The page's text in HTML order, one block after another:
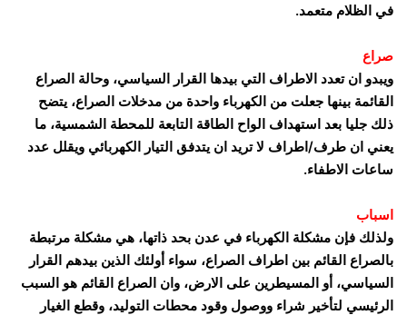
في الظلام متعمد.
صراع
ويبدو ان تعدد الاطراف التي بيدها القرار السياسي، وحالة الصراع
القائمة بينها جعلت من الكهرباء واحدة من مدخلات الصراع، يتضح
ذلك جليا بعد استهداف الواح الطاقة التابعة للمحطة الشمسية، ما
يعني ان طرف/اطراف لا تريد ان يتدفق التيار الكهربائي ويقلل عدد
ساعات الاطفاء.
اسباب
ولذلك فإن مشكلة الكهرباء في عدن بحد ذاتها، هي مشكلة مرتبطة
بالصراع القائم بين اطراف الصراع، سواء أولئك الذين بيدهم القرار
السياسي، أو المسيطرين على الارض، وان الصراع القائم هو السبب
الرئيسي لتأخير شراء ووصول وقود محطات التوليد، وقطع الغيار